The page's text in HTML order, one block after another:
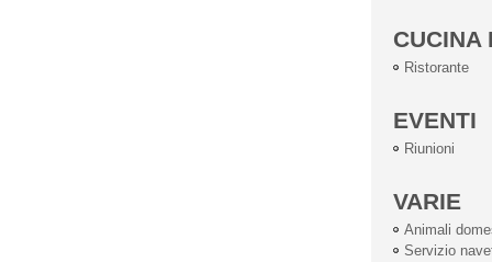
CUCINA
Ristorante
EVENTI
Riunioni
VARIE
Animali
Servizio